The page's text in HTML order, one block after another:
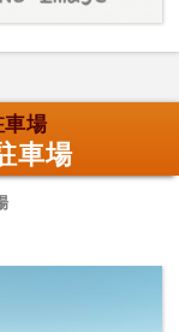
車場
車場